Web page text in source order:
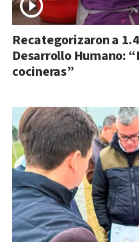
Recategorizaron a
Desarrollo Humano:
cocineras”